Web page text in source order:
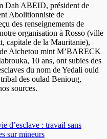
Dah ABEID, président de
Abolitionniste de
des renseignements de
organisation à Rosso (ville
capitale de la Mauritanie),
Aichetou mint M’BARECK
10 ans, ont subies des
du nom de Yedali ould
des oulad Benioug,
sources.
d’esclave : travail sans
sur mineurs